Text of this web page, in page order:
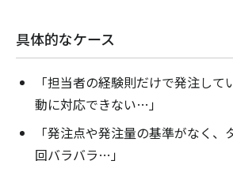
具体的なケース
「担当者の経験則だけで発注し
動に対応できない…」
「発注点や発注量の基準がなく
回バラバラ…」